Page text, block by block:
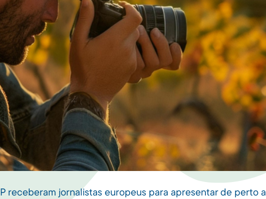
receberam jornalistas europeus para apresentar de perto a